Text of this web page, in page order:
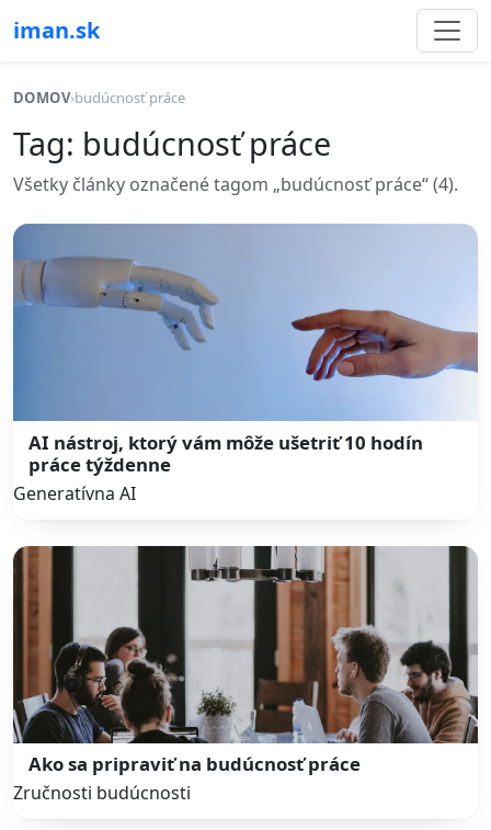
iman.sk
DOMOV›budúcnosť práce
Tag: budúcnosť práce
Všetky články označené tagom „budúcnosť práce“ (4).
AI nástroj, ktorý vám môže ušetriť 10 hodín
práce týždenne
Generatívna AI
Ako sa pripraviť na budúcnosť práce
Zručnosti budúcnosti